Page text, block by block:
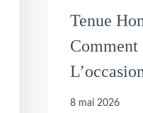
Tenue
Comment
8 mai 2026